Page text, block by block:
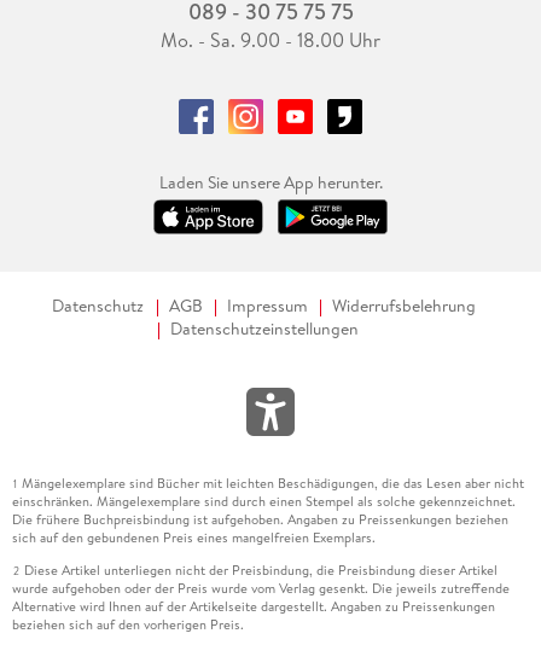
089 - 30 75 75 75
Mo. - Sa. 9.00 - 18.00 Uhr
Laden Sie unsere App herunter.
Datenschutz AGB Impressum
Widerrufsbelehrung
Datenschutzeinstellungen
1 Mängelexemplare sind Bücher mit leichten Beschädigungen, die das Lesen aber nicht
einschränken. Mängelexemplare sind durch einen Stempel als solche gekennzeichnet.
Die frühere Buchpreisbindung ist aufgehoben. Angaben zu Preissenkungen beziehen
sich auf den gebundenen Preis eines mangelfreien Exemplars.
2 Diese Artikel unterliegen nicht der Preisbindung, die Preisbindung dieser Artikel
wurde aufgehoben oder der Preis wurde vom Verlag gesenkt. Die jeweils zutreffende
Alternative wird Ihnen auf der Artikelseite dargestellt. Angaben zu Preissenkungen
beziehen sich auf den vorherigen Preis.